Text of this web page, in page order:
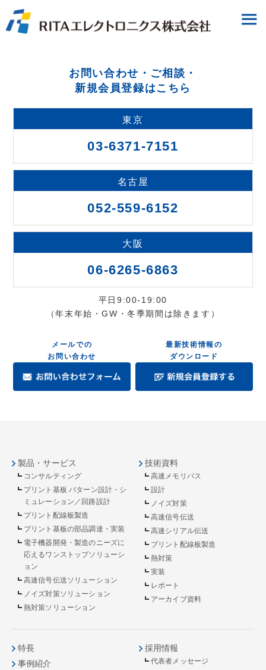
お問い合わせ・ご相談・
新規会員登録はこちら
東京
03-6371-7151
名古屋
052-559-6152
大阪
06-6265-6863
平日9:00-19:00
（年末年始・GW・冬季期間は除きます）
メールでの
お問い合わせ
最新技術情報の
ダウンロード
製品・サービス
コンサルティング
プリント基板 パターン設計・シ
ミュレーション／回路設計
プリント配線板製造
プリント基板の部品調達・実装
電子機器開発・製造のニーズに
応えるワンストップソリューシ
ョン
高速信号伝送ソリューション
ノイズ対策ソリューション
熱対策ソリューション
技術資料
高速メモリバス
設計
ノイズ対策
高速信号伝送
高速シリアル伝送
プリント配線板製造
熱対策
実装
レポート
アーカイブ資料
特長
事例紹介
採用情報
代表者メッセージ